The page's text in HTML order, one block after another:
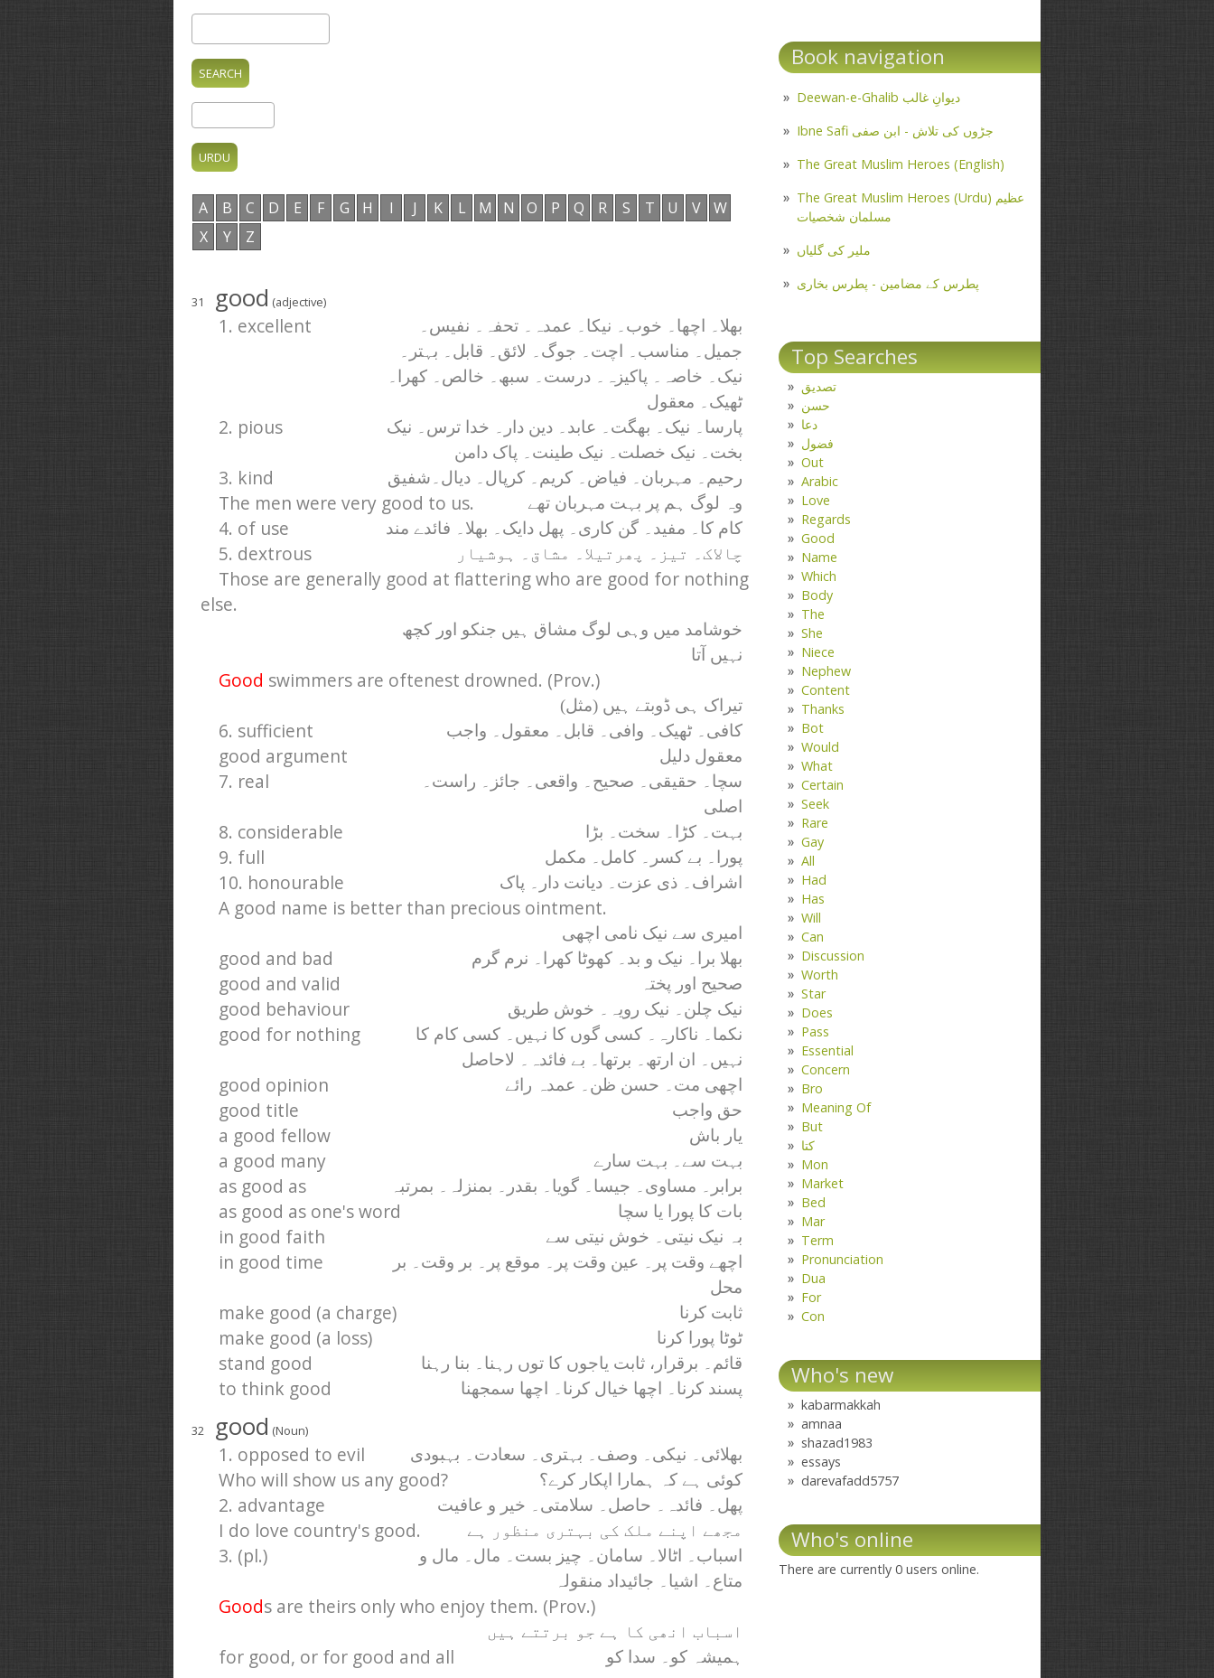
A B C D E F G H I J K L M N O P Q R S T U V
W
X
Y Z
31 good (adjective)
1. excellent
بھلا۔ اچھا۔ خوب۔ نیکا۔ عمدہ۔ تحفہ۔ نفیس۔
جمیل۔ مناسب۔ اچت۔ جوگ۔ لائق۔ قابل۔ بہتر۔
نیک۔ خاصہ۔ پاکیزہ۔ درست۔ سبھ۔ خالص۔ کھرا۔
ٹھیک۔ معقول
2. pious
پارسا۔ نیک۔ بھگت۔ عابد۔ دین دار۔ خدا ترس۔ نیک
بخت۔ نیک خصلت۔ نیک طینت۔ پاک دامن
3. kind رحیم۔ مہربان۔ فیاض۔ کریم۔ کرپال۔ دیال۔شفیق
The men were very good to us. وہ لوگ ہم پر بہت مہربان تھے
4. of use کام کا۔ مفید۔ گن کاری۔ پھل دایک۔ بھلا۔ فائدے مند
5. dextrous چالاک۔ تیز۔ پھرتیلا۔ مشاق۔ ہوشیار
Those are generally good at flattering who are good for nothing
else.
خوشامد میں وہی لوگ مشاق ہیں جنکو اور کچھ
نہیں آتا
Good swimmers are oftenest drowned. (Prov.)
تیراک ہی ڈوبتے ہیں (مثل)
6. sufficient کافی۔ ٹھیک۔ وافی۔ قابل۔ معقول۔ واجب
good argument معقول دلیل
7. real
سچا۔ حقیقی۔ صحیح۔ واقعی۔ جائز۔ راست۔
اصلی
8. considerable بہت۔ کڑا۔ سخت۔ بڑا
9. full پورا۔ بے کسر۔ کامل۔ مکمل
10. honourable اشراف۔ ذی عزت۔ دیانت دار۔ پاک
A good name is better than precious ointment.
امیری سے نیک نامی اچھی
good and bad بھلا برا۔ نیک و بد۔ کھوٹا کھرا۔ نرم گرم
good and valid صحیح اور پختہ
good behaviour نیک چلن۔ نیک رویہ۔ خوش طریق
good for nothing
نکما۔ ناکارہ۔ کسی گوں کا نہیں۔ کسی کام کا
نہیں۔ ان ارتھ۔ برتھا۔ بے فائدہ۔ لاحاصل
good opinion اچھی مت۔ حسن ظن۔ عمدہ رائے
good title حق واجب
a good fellow یار باش
a good many بہت سے۔ بہت سارے
as good as برابر۔ مساوی۔ جیسا۔ گویا۔ بقدر۔ بمنزلہ۔ بمرتبہ
as good as one's word بات کا پورا یا سچا
in good faith بہ نیک نیتی۔ خوش نیتی سے
in good time
اچھے وقت پر۔ عین وقت پر۔ موقع پر۔ بر وقت۔ بر
محل
make good (a charge) ثابت کرنا
make good (a loss) ٹوٹا پورا کرنا
stand good قائم۔ برقرار، ثابت یاجوں کا توں رہنا۔ بنا رہنا
to think good پسند کرنا۔ اچھا خیال کرنا۔ اچھا سمجھنا
32 good (Noun)
1. opposed to evil بھلائی۔ نیکی۔ وصف۔ بہتری۔ سعادت۔ بہبودی
Who will show us any good? کوئی ہے کہ ہمارا اپکار کرے؟
2. advantage پھل۔ فائدہ۔ حاصل۔ سلامتی۔ خیر و عافیت
I do love country's good. مجھے اپنے ملک کی بہتری منظور ہے
3. (pl.)
اسباب۔ اٹالا۔ سامان۔ چیز بست۔ مال۔ مال و
متاع۔ اشیا۔ جائیداد منقولہ
Goods are theirs only who enjoy them. (Prov.)
اسباب انھی کا ہے جو برتتے ہیں
for good, or for good and all ہمیشہ کو۔ سدا کو
Book navigation
Deewan-e-Ghalib دیوانِ غالب
Ibne Safi جڑوں کی تلاش - ابن صفی
The Great Muslim Heroes (English)
The Great Muslim Heroes (Urdu) عظیم
مسلمان شخصیات
ملیر کی گلیاں
پطرس کے مضامین - پطرس بخاری
Top Searches
تصدیق
حسن
دعا
فضول
Out
Arabic
Love
Regards
Good
Name
Which
Body
The
She
Niece
Nephew
Content
Thanks
Bot
Would
What
Certain
Seek
Rare
Gay
All
Had
Has
Will
Can
Discussion
Worth
Star
Does
Pass
Essential
Concern
Bro
Meaning Of
But
کتا
Mon
Market
Bed
Mar
Term
Pronunciation
Dua
For
Con
Who's new
kabarmakkah
amnaa
shazad1983
essays
darevafadd5757
Who's online
There are currently 0 users online.